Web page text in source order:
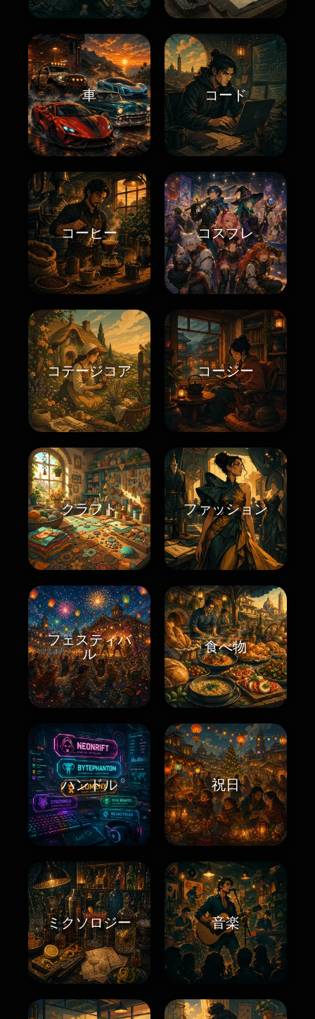
車 コード
コーヒー コスプレ
コテージコア コージー
クラフト ファッション
フェスティバ
ル
食べ物
ハンドル 祝日
ミクソロジー 音楽